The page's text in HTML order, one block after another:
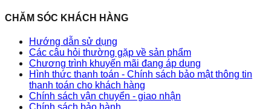
CHĂM SÓC KHÁCH HÀNG
Hướng dẫn sử dụng
Các câu hỏi thường gặp về sản phẩm
Chương trình khuyến mãi đang áp dụng
Hình thức thanh toán - Chính sách bảo mật thông tin
thanh toán cho khách hàng
Chính sách vận chuyển - giao nhận